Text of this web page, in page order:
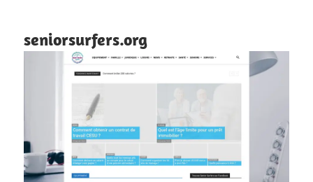
Toulouse
seniorsurfers.org